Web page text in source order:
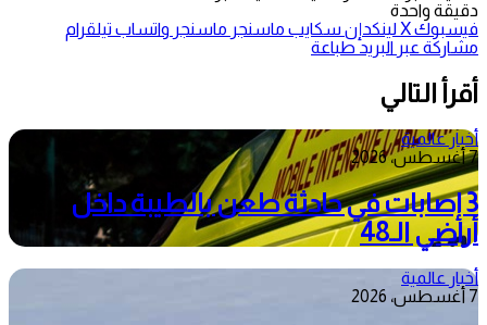
دقيقة واحدة
فيسبوك‫Xلينكدإن سكايب ماسنجر ماسنجر واتساب تيلقرام
مشاركة عبر البريد طباعة
أقرأ التالي
أخبار عالمية
7 أغسطس، 2026
3 إصابات في حادثة طعن بالطيبة داخل
أراضي الـ48
أخبار عالمية
7 أغسطس، 2026